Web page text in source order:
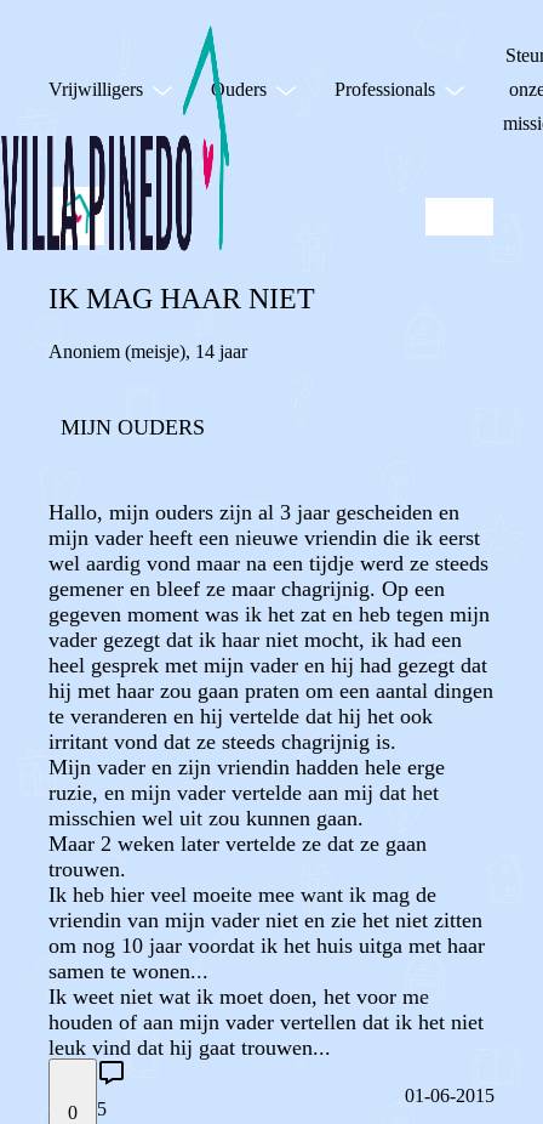
Vrijwilligers Ouders Professionals
IK MAG HAAR NIET
Anoniem (meisje), 14 jaar
MIJN OUDERS
Hallo, mijn ouders zijn al 3 jaar gescheiden en
mijn vader heeft een nieuwe vriendin die ik eerst
wel aardig vond maar na een tijdje werd ze steeds
gemener en bleef ze maar chagrijnig. Op een
gegeven moment was ik het zat en heb tegen mijn
vader gezegt dat ik haar niet mocht, ik had een
heel gesprek met mijn vader en hij had gezegt dat
hij met haar zou gaan praten om een aantal dingen
te veranderen en hij vertelde dat hij het ook
irritant vond dat ze steeds chagrijnig is.
Mijn vader en zijn vriendin hadden hele erge
ruzie, en mijn vader vertelde aan mij dat het
misschien wel uit zou kunnen gaan.
Maar 2 weken later vertelde ze dat ze gaan
trouwen.
Ik heb hier veel moeite mee want ik mag de
vriendin van mijn vader niet en zie het niet zitten
om nog 10 jaar voordat ik het huis uitga met haar
samen te wonen...
Ik weet niet wat ik moet doen, het voor me
houden of aan mijn vader vertellen dat ik het niet
leuk vind dat hij gaat trouwen...
0 5
01-06-2015